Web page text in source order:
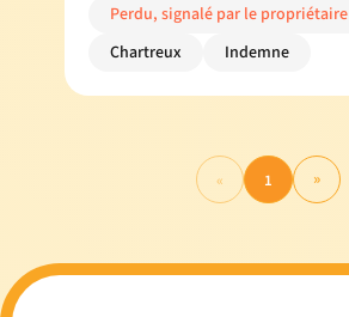
Perdu, signalé par le propriétaire
Chartreux
Indemne
« 1 »